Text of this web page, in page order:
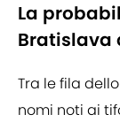
La
Bratislava
Tra le fila
nomi noti ai